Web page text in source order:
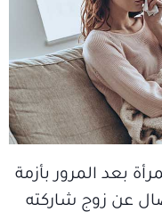
بعد المرور بأزمة
عن زوج شاركته